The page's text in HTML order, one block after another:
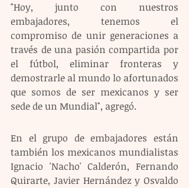
"Hoy, junto con nuestros
embajadores, tenemos el
compromiso de unir generaciones a
través de una pasión compartida por
el fútbol, eliminar fronteras y
demostrarle al mundo lo afortunados
que somos de ser mexicanos y ser
sede de un Mundial", agregó.
En el grupo de embajadores están
también los mexicanos mundialistas
Ignacio 'Nacho' Calderón, Fernando
Quirarte, Javier Hernández y Osvaldo